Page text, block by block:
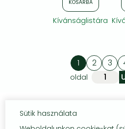
KOSÁRBA
Kívánságlistára
1 2 3
oldal
Sütik használata